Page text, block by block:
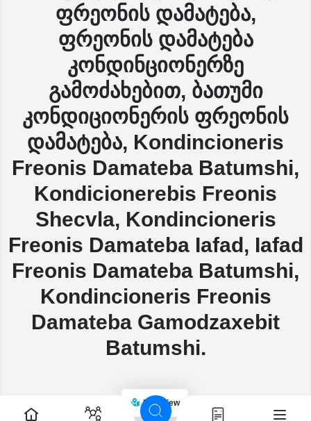
ფრეონის დამატება,
ფრეონის დამატება
კონდინციონერზე
გამოძახებით, ბათუმი
კონდიციონერის ფრეონის
დამატება, Kondincioneris
Freonis Damateba Batumshi,
Kondicionerebis Freonis
Shecvla, Kondincioneris
Freonis Damateba Iafad, Iafad
Freonis Damateba Batumshi,
Kondincioneris Freonis
Damateba Gamodzaxebit
Batumshi.
Map view